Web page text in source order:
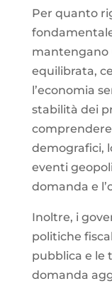
Per quanto
mantengano
equilibrata,
l’economia
stabilità dei
demografici,
eventi
domanda e
Inoltre, i
politiche
pubblica e le
domanda